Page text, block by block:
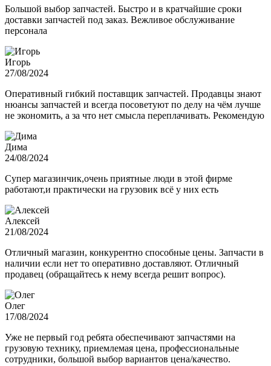
Большой выбор запчастей. Быстро и в кратчайшие сроки
доставки запчастей под заказ. Вежливое обслуживание
персонала
Игорь
27/08/2024
Оперативный гибкий поставщик запчастей. Продавцы знают
нюансы запчастей и всегда посоветуют по делу на чём лучше
не экономить, а за что нет смысла переплачивать. Рекомендую
Дима
24/08/2024
Супер магазинчик,очень приятные люди в этой фирме
работают,и практически на грузовик всё у них есть
Алексей
21/08/2024
Отличный магазин, конкурентно способные цены. Запчасти в
наличии если нет то оперативно доставляют. Отличный
продавец (обращайтесь к нему всегда решит вопрос).
Олег
17/08/2024
Уже не первый год ребята обеспечивают запчастями на
грузовую технику, приемлемая цена, профессиональные
сотрудники, большой выбор вариантов цена/качество.